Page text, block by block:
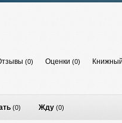
(0) Оценки (0)
(0) Жду (0)